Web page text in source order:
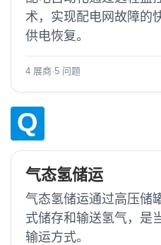
术，实现配电网故障的
供电恢复。
4 展商·5 问题
Q
气态氢储运
气态氢储运通过高压储
式储存和输送氢气，是
输运方式。